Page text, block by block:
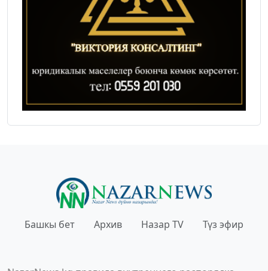
Башкы бет Архив Назар TV Түз эфир